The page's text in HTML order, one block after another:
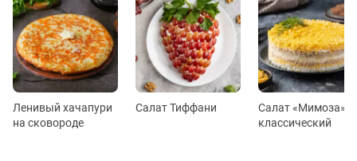
Ленивый хачапури
на сковороде
Салат Тиффани
Салат «Мимоза»
классический